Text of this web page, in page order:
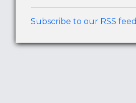
Subscribe to our RSS feed